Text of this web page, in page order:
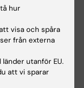
hur
visa och spåra
från externa
utanför EU.
att vi sparar